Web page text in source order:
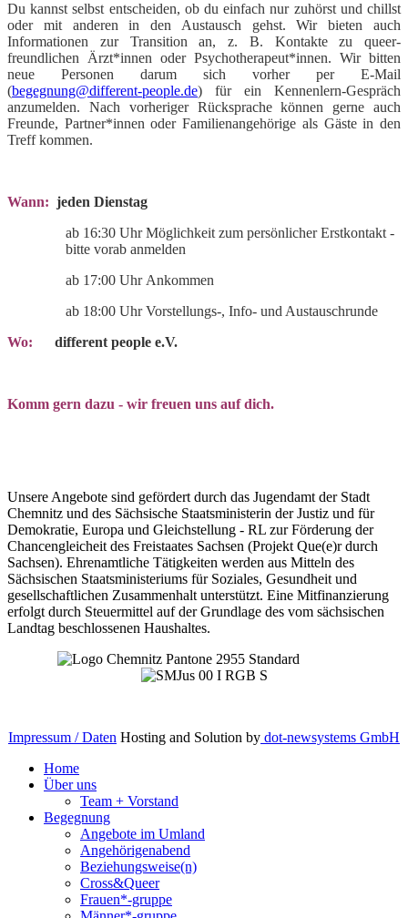
Du kannst selbst entscheiden, ob du einfach nur zuhörst und chillst
oder mit anderen in den Austausch gehst. Wir bieten auch
Informationen zur Transition an, z. B. Kontakte zu queer-
freundlichen Ärzt*innen oder Psychotherapeut*innen. Wir bitten
neue Personen darum sich vorher per E-Mail
(begegnung@different-people.de) für ein Kennenlern-Gespräch
anzumelden. Nach vorheriger Rücksprache können gerne auch
Freunde, Partner*innen oder Familienangehörige als Gäste in den
Treff kommen.
Wann: jeden Dienstag
ab 16:30 Uhr Möglichkeit zum persönlicher Erstkontakt -
bitte vorab anmelden
ab 17:00 Uhr Ankommen
ab 18:00 Uhr Vorstellungs-, Info- und Austauschrunde
Wo:
different people e.V.
Komm gern dazu - wir freuen uns auf dich.
Unsere Angebote sind gefördert durch das Jugendamt der Stadt
Chemnitz und des Sächsische Staatsministerin der Justiz und für
Demokratie, Europa und Gleichstellung - RL zur Förderung der
Chancengleicheit des Freistaates Sachsen (Projekt Que(e)r durch
Sachsen). Ehrenamtliche Tätigkeiten werden aus Mitteln des
Sächsischen Staatsministeriums für Soziales, Gesundheit und
gesellschaftlichen Zusammenhalt unterstützt. Eine Mitfinanzierung
erfolgt durch Steuermittel auf der Grundlage des vom sächsischen
Landtag beschlossenen Haushaltes.
Impressum / Daten Hosting and Solution by dot-newsystems GmbH
Home
Über uns
Team + Vorstand
Begegnung
Angebote im Umland
Angehörigenabend
Beziehungsweise(n)
Cross&Queer
Frauen*-gruppe